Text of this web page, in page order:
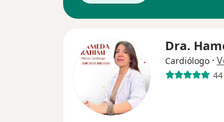
Dra.
Cardiólogo ·